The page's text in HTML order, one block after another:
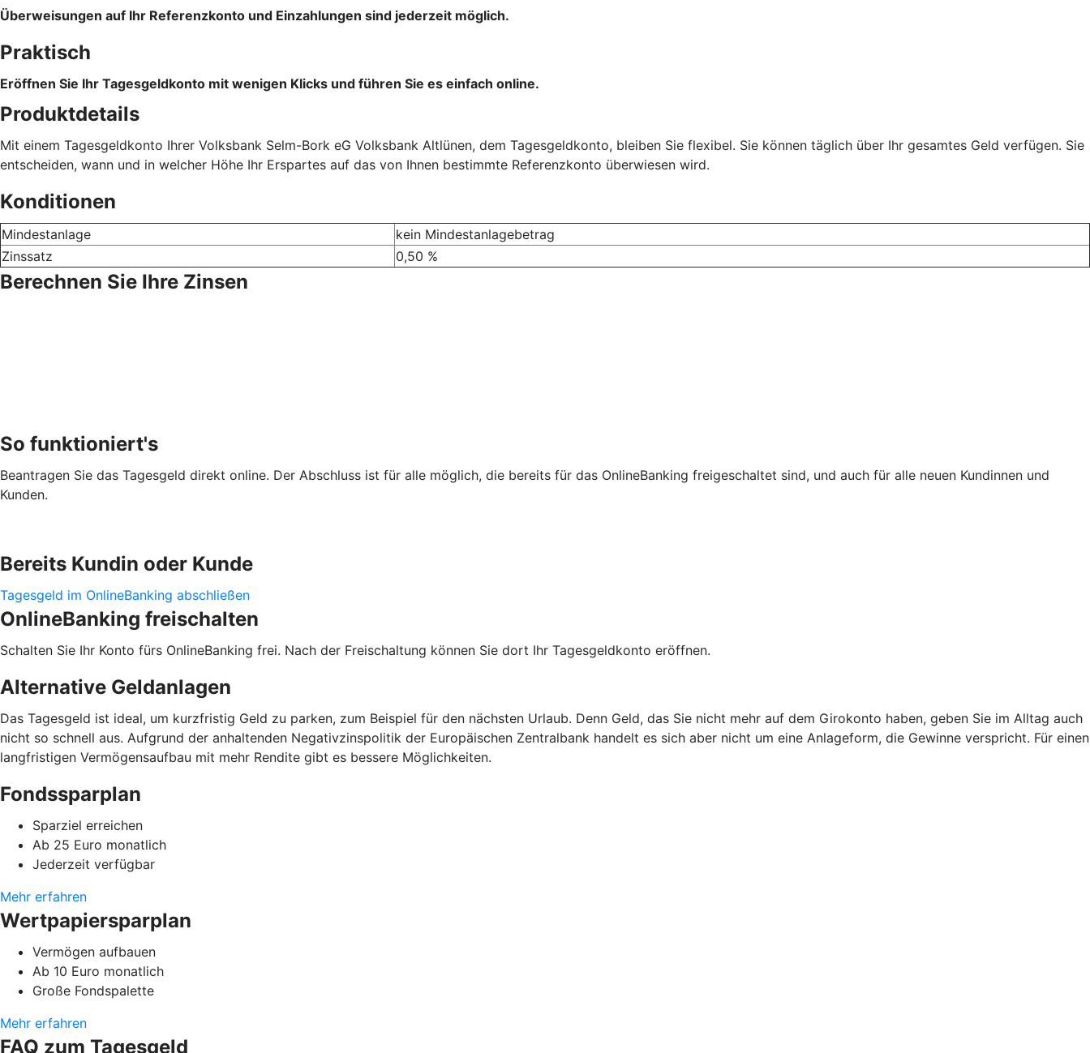
Überweisungen auf Ihr Referenzkonto und Einzahlungen sind jederzeit möglich.
Praktisch
Eröffnen Sie Ihr Tagesgeldkonto mit wenigen Klicks und führen Sie es einfach online.
Produktdetails
Mit einem Tagesgeldkonto Ihrer Volksbank Selm-Bork eG Volksbank Altlünen, dem Tagesgeldkonto, bleiben Sie flexibel. Sie können täglich über Ihr gesamtes Geld verfügen. Sie
entscheiden, wann und in welcher Höhe Ihr Erspartes auf das von Ihnen bestimmte Referenzkonto überwiesen wird.
Konditionen
Mindestanlage
kein Mindestanlagebetrag
Zinssatz
0,50 %
Berechnen Sie Ihre Zinsen
So funktioniert's
Beantragen Sie das Tagesgeld direkt online. Der Abschluss ist für alle möglich, die bereits für das OnlineBanking freigeschaltet sind, und auch für alle neuen Kundinnen und
Kunden.
Bereits Kundin oder Kunde
Tagesgeld im OnlineBanking abschließen
OnlineBanking freischalten
Schalten Sie Ihr Konto fürs OnlineBanking frei. Nach der Freischaltung können Sie dort Ihr Tagesgeldkonto eröffnen.
Alternative Geldanlagen
Das Tagesgeld ist ideal, um kurzfristig Geld zu parken, zum Beispiel für den nächsten Urlaub. Denn Geld, das Sie nicht mehr auf dem Girokonto haben, geben Sie im Alltag auch
nicht so schnell aus. Aufgrund der anhaltenden Negativzinspolitik der Europäischen Zentralbank handelt es sich aber nicht um eine Anlageform, die Gewinne verspricht. Für einen
langfristigen Vermögensaufbau mit mehr Rendite gibt es bessere Möglichkeiten.
Fondssparplan
Sparziel erreichen
Ab 25 Euro monatlich
Jederzeit verfügbar
Mehr erfahren
Wertpapiersparplan
Vermögen aufbauen
Ab 10 Euro monatlich
Große Fondspalette
Mehr erfahren
FAQ zum Tagesgeld